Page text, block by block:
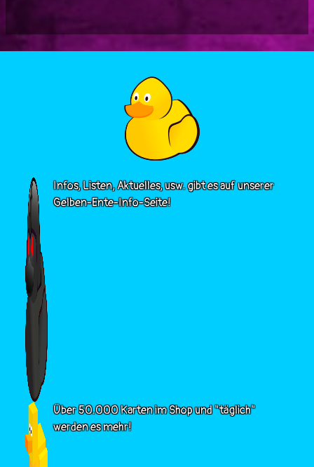
Infos, Listen, Aktuelles, usw. gibt es auf unserer
Gelben-Ente-Info-Seite!
Über 50.000 Karten im Shop und "täglich"
werden es mehr!